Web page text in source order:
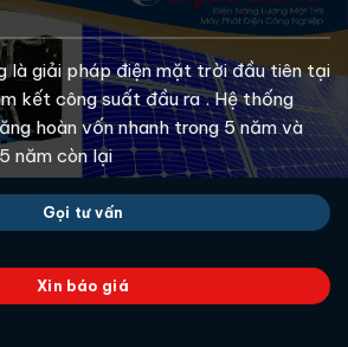
là giải pháp điện mặt trời đầu tiên tại
kết công suất đầu ra . Hệ thống
hoàn vốn nhanh trong 5 năm và
năm còn lại
Gọi tư vấn
Xin báo giá